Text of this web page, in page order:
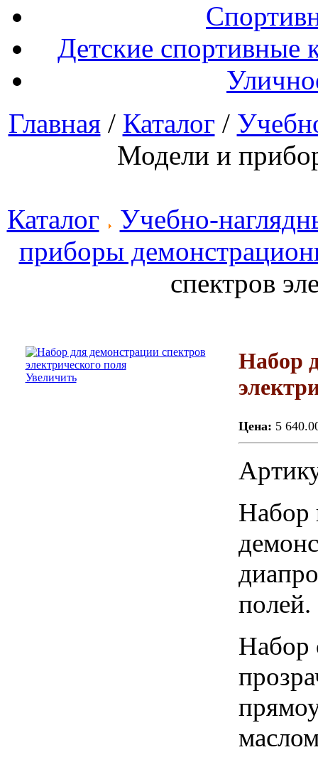
Детские спортивные
Главная/ Каталог /
Модели и
Каталог
Учебно-
приборы
спектров
Увеличить
Набор
Цена: 5
Набор
полей.
Набор